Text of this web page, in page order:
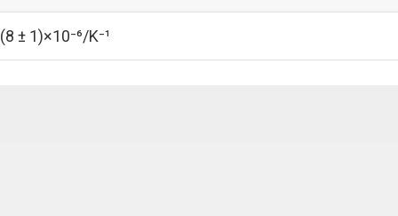
(8 ± 1)×10⁻⁶/K⁻¹